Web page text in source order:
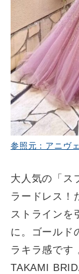
参照元：アニヴ
大人気の「ス
ラードレス！
ストラインを
に。ゴールド
ラキラ感です
TAKAMI